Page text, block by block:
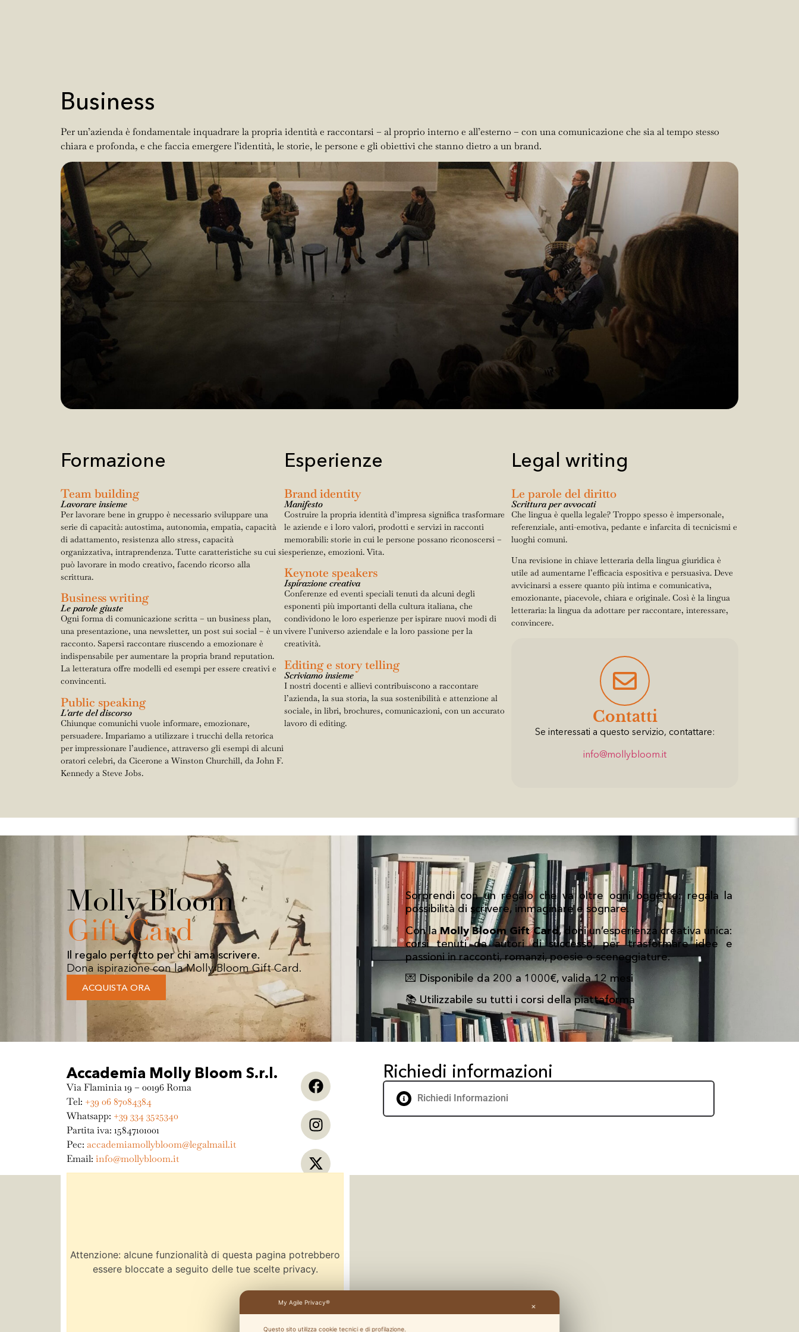
Business
Per un’azienda è fondamentale inquadrare la propria identità e raccontarsi – al proprio interno e all’esterno – con una comunicazione che sia al tempo stesso
chiara e profonda, e che faccia emergere l’identità, le storie, le persone e gli obiettivi che stanno dietro a un brand.
Formazione
Team building
Lavorare insieme
Per lavorare bene in gruppo è necessario sviluppare una
serie di capacità: autostima, autonomia, empatia, capacità
di adattamento, resistenza allo stress, capacità
organizzativa, intraprendenza. Tutte caratteristiche su cui si
può lavorare in modo creativo, facendo ricorso alla
scrittura.
Business writing
Le parole giuste
Ogni forma di comunicazione scritta – un business plan,
una presentazione, una newsletter, un post sui social – è un
racconto. Sapersi raccontare riuscendo a emozionare è
indispensabile per aumentare la propria brand reputation.
La letteratura offre modelli ed esempi per essere creativi e
convincenti.
Public speaking
L'arte del discorso
Chiunque comunichi vuole informare, emozionare,
persuadere. Impariamo a utilizzare i trucchi della retorica
per impressionare l’audience, attraverso gli esempi di alcuni
oratori celebri, da Cicerone a Winston Churchill, da John F.
Kennedy a Steve Jobs.
Esperienze
Brand identity
Manifesto
Costruire la propria identità d’impresa significa trasformare
le aziende e i loro valori, prodotti e servizi in racconti
memorabili: storie in cui le persone possano riconoscersi –
esperienze, emozioni. Vita.
Keynote speakers
Ispirazione creativa
Conferenze ed eventi speciali tenuti da alcuni degli
esponenti più importanti della cultura italiana, che
condividono le loro esperienze per ispirare nuovi modi di
vivere l’universo aziendale e la loro passione per la
creatività.
Editing e story telling
Scriviamo insieme
I nostri docenti e allievi contribuiscono a raccontare
l’azienda, la sua storia, la sua sostenibilità e attenzione al
sociale, in libri, brochures, comunicazioni, con un accurato
lavoro di editing.
Legal writing
Le parole del diritto
Scrittura per avvocati
Che lingua è quella legale? Troppo spesso è impersonale,
referenziale, anti-emotiva, pedante e infarcita di tecnicismi e
luoghi comuni.
Una revisione in chiave letteraria della lingua giuridica è
utile ad aumentarne l’efficacia espositiva e persuasiva. Deve
avvicinarsi a essere quanto più intima e comunicativa,
emozionante, piacevole, chiara e originale. Così è la lingua
letteraria: la lingua da adottare per raccontare, interessare,
convincere.
Contatti
Se interessati a questo servizio, contattare:
info@mollybloom.it
Molly Bloom
Gift Card
Il regalo perfetto per chi ama scrivere.
Dona ispirazione con la Molly Bloom Gift Card.
ACQUISTA ORA
Sorprendi con un regalo che va oltre ogni oggetto: regala la
possibilità di scrivere, immaginare e sognare.
Con laMolly Bloom Gift Card, doni un’esperienza creativa unica:
corsi tenuti da autori di successo, per trasformare idee e
passioni in racconti, romanzi, poesie o sceneggiature.
💌 Disponibile da 200 a 1000€, valida 12 mesi
📚 Utilizzabile su tutti i corsi della piattaforma
Accademia Molly Bloom S.r.l.
Via Flaminia 19 – 00196 Roma
Tel: +39 06 87084384
Whatsapp: +39 334 3525340
Partita iva: 15847101001
Pec: accademiamollybloom@legalmail.it
Email: info@mollybloom.it
Attenzione: alcune funzionalità di questa pagina potrebbero
essere bloccate a seguito delle tue scelte privacy.
Richiedi informazioni
Richiedi Informazioni
My Agile Privacy®
✕
Questo sito utilizza cookie tecnici e di profilazione.